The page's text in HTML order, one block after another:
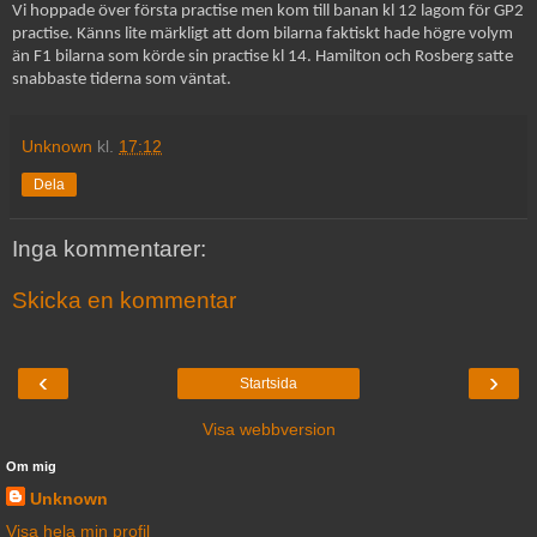
Vi hoppade över första practise men kom till banan kl 12 lagom för GP2
practise. Känns lite märkligt att dom bilarna faktiskt hade högre volym
än F1 bilarna som körde sin practise kl 14. Hamilton och Rosberg satte
snabbaste tiderna som väntat.
Unknown kl. 17:12
Dela
Inga kommentarer:
Skicka en kommentar
‹ ›
Startsida
Visa webbversion
Om mig
Unknown
Visa hela min profil